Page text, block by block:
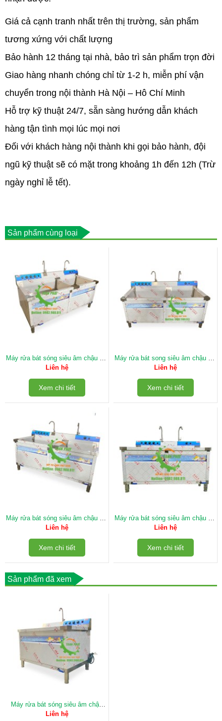
Giá cả cạnh tranh nhất trên thị trường, sản phẩm
tương xứng với chất lượng
Bảo hành 12 tháng tại nhà, bảo trì sản phẩm trọn đời
Giao hàng nhanh chóng chỉ từ 1-2 h, miễn phí vận
chuyển trong nội thành Hà Nội – Hô Chí Minh
Hỗ trợ kỹ thuật 24/7, sẵn sàng hướng dẫn khách
hàng tận tình mọi lúc mọi nơi
Đối với khách hàng nội thành khi gọi bảo hành, đội
ngũ kỹ thuật sẽ có mặt trong khoảng 1h đến 12h (Trừ
ngày nghỉ lễ tết).
Sản phẩm cùng loại
Máy rửa bát sóng siêu âm chậu đôi
45 bộ
Liên hệ
Xem chi tiết
Máy rửa bát song siêu âm chậu đôi
40 bộ
Liên hệ
Xem chi tiết
Máy rửa bát sóng siêu âm chậu đôi
35 bộ
Liên hệ
Xem chi tiết
Máy rửa bát sóng siêu âm chậu đôi
30 bộ
Liên hệ
Xem chi tiết
Sản phẩm đã xem
Máy rửa bát sóng siêu âm chậu
đơn 40 bộ
Liên hệ